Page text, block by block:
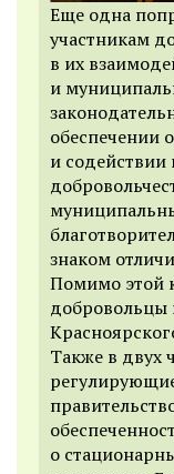
Еще одна
участникам
в их
и
обеспечении
и содействии
знаком
Помимо этой
добровольцы
Также в двух
о